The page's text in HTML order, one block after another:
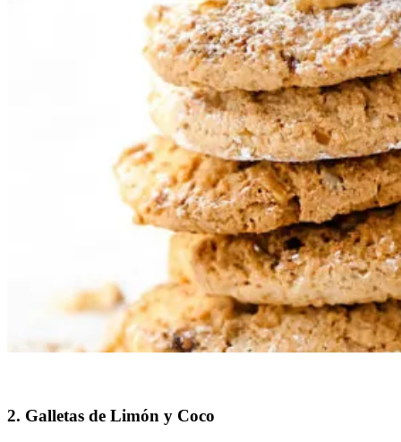
2. Galletas de Limón y Coco